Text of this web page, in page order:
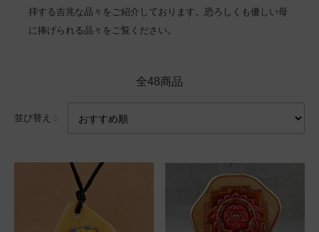
拝する吉兆な品々をご紹介しております。恐ろしくも優しい母
に捧げられる品々をご覧ください。
全48商品
並び替え：